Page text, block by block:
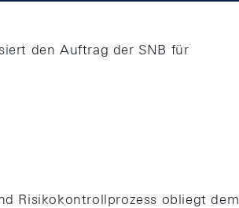
den Auftrag der SNB für
Risikokontrollprozess obliegt dem